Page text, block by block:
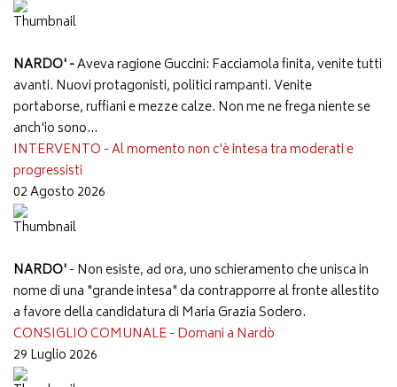
NARDO' -Aveva ragione Guccini: Facciamola finita, venite tutti
avanti. Nuovi protagonisti, politici rampanti. Venite
portaborse, ruffiani e mezze calze. Non me ne frega niente se
anch'io sono...
INTERVENTO - Al momento non c'è intesa tra moderati e
progressisti
02 Agosto 2026
NARDO'- Non esiste, ad ora, uno schieramento che unisca in
nome di una "grande intesa" da contrapporre al fronte allestito
a favore della candidatura di Maria Grazia Sodero.
CONSIGLIO COMUNALE - Domani a Nardò
29 Luglio 2026